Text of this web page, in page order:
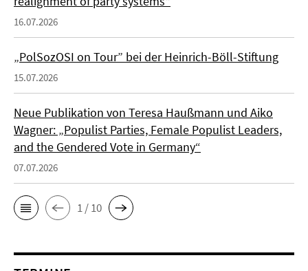
16.07.2026
„PolSozOSI on Tour” bei der Heinrich-Böll-Stiftung
15.07.2026
Neue Publikation von Teresa Haußmann und Aiko
Wagner: „Populist Parties, Female Populist Leaders,
and the Gendered Vote in Germany“
07.07.2026
1 / 10